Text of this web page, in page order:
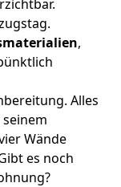
,
Alles
Wände
es noch